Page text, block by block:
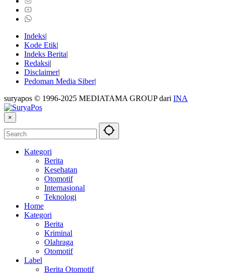
Indeks
Kode Etik
Indeks Berita
Redaksi
Disclaimer
Pedoman Media Siber
suryapos © 1996-2025 MEDIATAMA GROUP dari INA
×
Kategori
Berita
Kesehatan
Otomotif
Internasional
Teknologi
Home
Kategori
Berita
Kriminal
Olahraga
Otomotif
Label
Berita Otomotif